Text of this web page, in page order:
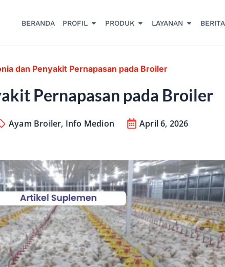
BERANDA PROFIL PRODUK LAYANAN BERITA
dan Penyakit Pernapasan pada Broiler
Pernapasan pada Broiler
Ayam Broiler, Info Medion April 6, 2026